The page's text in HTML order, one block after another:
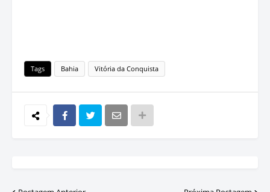
Tags Bahia Vitória da Conquista